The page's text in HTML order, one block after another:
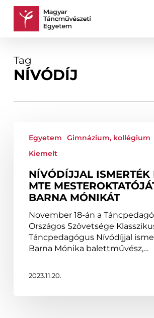
Skip
Kosár
Tag
NÍVÓDÍJ
ismerték
MTE
mesteroktatóját,
Barna
Egyetem Gimnázium, kollégium
Kiemelt
NÍVÓDÍJJAL ISMERTÉK
MTE
BARNA MÓNIKÁT
November 18-án a
Országos Szövetsége
Táncpedagógus Nívódíjjal
Barna Mónika balettművész,…
2023.11.20.